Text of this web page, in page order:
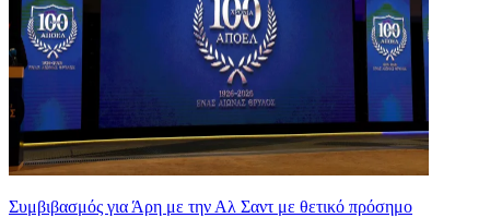
Συμβιβασμός για Άρη με την Αλ Σαντ με θετικό πρόσημο